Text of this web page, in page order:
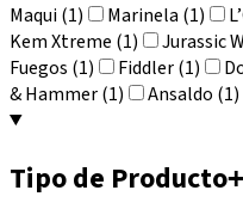
Maqui (1)
Marinela (1)
Kem Xtreme (1)
Jurassic
Fuegos (1)
Fiddler (1)
& Hammer (1)
Ansaldo (1)
Tipo de Producto+